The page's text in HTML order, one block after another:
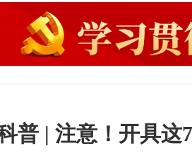
普 | 注意！开具这